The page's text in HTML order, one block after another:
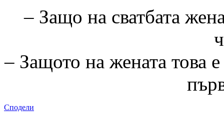
– Защо на сватбата
– Защото на жената това
Сподели